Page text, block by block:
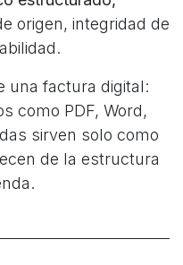
origen, integridad de
una factura digital:
como PDF, Word,
sirven solo como
de la estructura